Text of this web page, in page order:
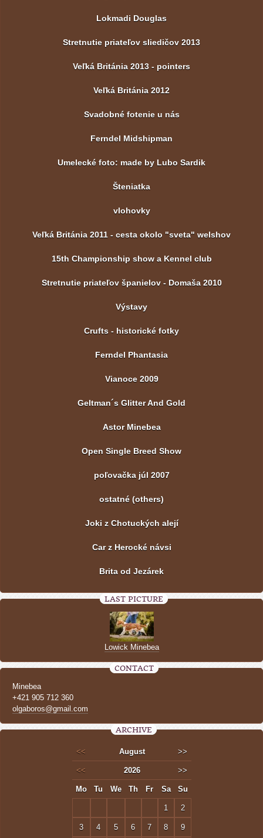
Lokmadi Douglas
Stretnutie priateľov sliedičov 2013
Veľká Británia 2013 - pointers
Veľká Británia 2012
Svadobné fotenie u nás
Ferndel Midshipman
Umelecké foto: made by Lubo Sardik
Šteniatka
vlohovky
Veľká Británia 2011 - cesta okolo "sveta" welshov
15th Championship show a Kennel club
Stretnutie priateľov španielov - Domaša 2010
Výstavy
Crufts - historické fotky
Ferndel Phantasia
Vianoce 2009
Geltman´s Glitter And Gold
Astor Minebea
Open Single Breed Show
poľovačka júl 2007
ostatné (others)
Joki z Chotuckých alejí
Car z Herocké návsi
Brita od Jezárek
LAST PICTURE
Lowick Minebea
CONTACT
Minebea
+421 905 712 360
olgaboros@gmail.com
ARCHIVE
<< August >>
<< 2026 >>
Mo Tu We Th Fr Sa Su
1 2
3 4 5 6 7 8 9